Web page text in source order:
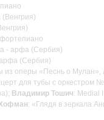
- арфа (Сербия)
(Сербия)
из оперы «Песнь о
для тубы c оркестром
Владимир Тошич: Medial
: «Глядя в зеркала